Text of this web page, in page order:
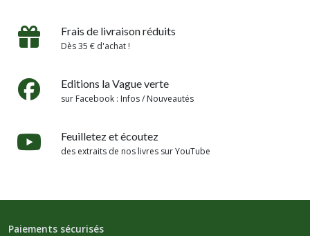
Frais de livraison réduits
Dès 35 € d'achat !
Editions la Vague verte
sur Facebook : Infos / Nouveautés
Feuilletez et écoutez
des extraits de nos livres sur YouTube
Paiements sécurisés